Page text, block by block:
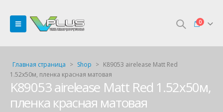
0
Главная страница > Shop > K89053 airelease Matt Red
1.52х50м, пленка красная матовая
K89053 airelease Matt Red 1.52х50м,
пленка красная матовая